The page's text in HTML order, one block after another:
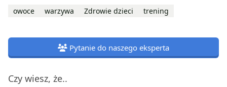
owoce warzywa Zdrowie dzieci trening
Pytanie do naszego eksperta
Czy wiesz, że..